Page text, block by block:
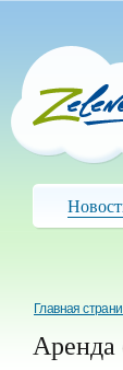
Главная
Аренда